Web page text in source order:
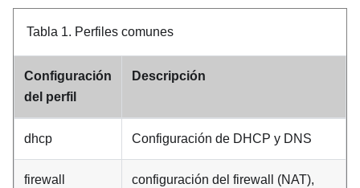
Tabla 1. Perfiles comunes
Configuración
del perfil
Descripción
dhcp Configuración de DHCP y DNS
firewall
configuración del firewall (NAT),